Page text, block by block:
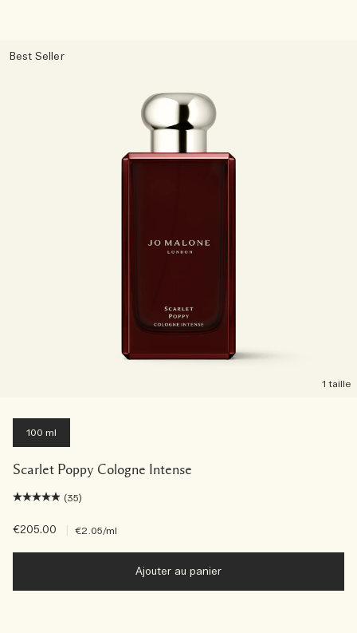
Best Seller
1 taille
100 ml
Scarlet Poppy Cologne Intense
(35)
€205.00 €2.05/ml
Ajouter au panier